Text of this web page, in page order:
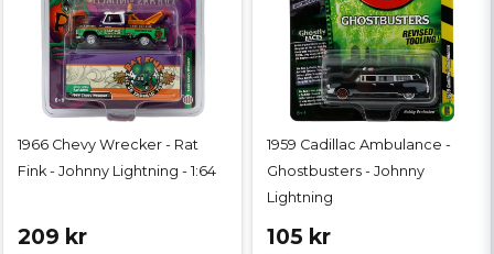
1966 Chevy Wrecker - Rat
Fink - Johnny Lightning - 1:64
209 kr
1959 Cadillac Ambulance -
Ghostbusters - Johnny
Lightning
105 kr